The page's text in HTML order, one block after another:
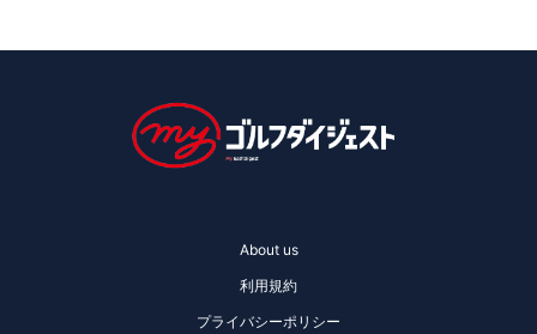
About us
利用規約
プライバシーポリシー